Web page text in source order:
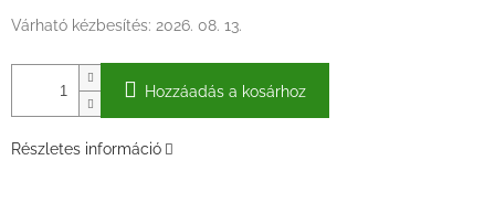
Várható kézbesítés: 2026. 08. 13.
Hozzáadás a kosárhoz
Részletes információ